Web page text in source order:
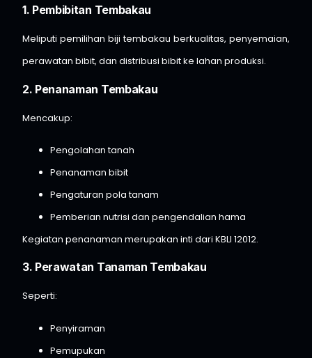
1. Pembibitan Tembakau
Meliputi pemilihan biji tembakau berkualitas, penyemaian,
perawatan bibit, dan distribusi bibit ke lahan produksi.
2. Penanaman Tembakau
Mencakup:
Pengolahan tanah
Penanaman bibit
Pengaturan pola tanam
Pemberian nutrisi dan pengendalian hama
Kegiatan penanaman merupakan inti dari KBLI 12012.
3. Perawatan Tanaman Tembakau
Seperti:
Penyiraman
Pemupukan